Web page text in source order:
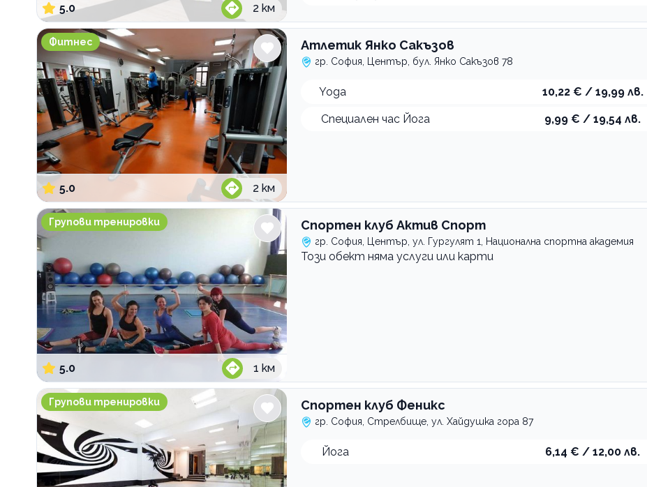
5.0 2 км
Атлетик Янко Сакъзов
Фитнес
5.0 2 км
Атлетик Янко Сакъзов
гр. София, Център, бул. Янко Сакъзов 78
Yoga 10,22 € / 19,99 лв.
Специален час Йога 9,99 € / 19,54 лв.
Спортен клуб Актив Спорт
Групови тренировки
5.0 1 км
Спортен клуб Актив Спорт
гр. София, Център, ул. Гургулят 1, Национална спортна академия
Този обект няма услуги или карти
Спортен клуб Феникс
Групови тренировки Спортен клуб Феникс
гр. София, Стрелбище, ул. Хайдушка гора 87
Йога 6,14 € / 12,00 лв.